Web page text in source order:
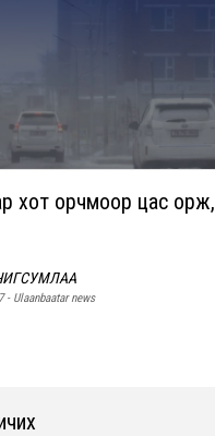
хот орчмоор цас орж,
- Ulaanbaatar news